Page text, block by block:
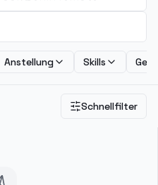
Anstellung Skills
Schnellfilter